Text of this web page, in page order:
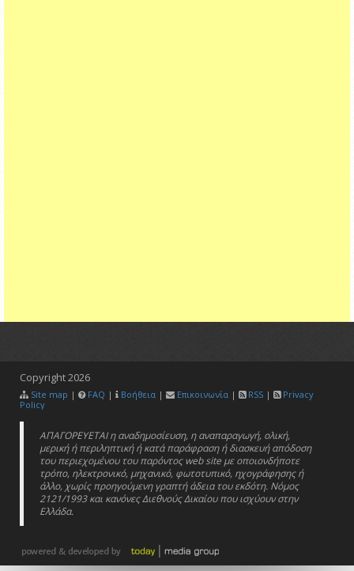
Copyright2026
Site map | FAQ | Βοήθεια | Επικοινωνία | RSS |
Privacy
Policy
ΑΠΑΓΟΡΕΥΕΤΑΙ η αναδημοσίευση, η αναπαραγωγή, ολική,
μερική ή περιληπτική ή κατά παράφραση ή διασκευή απόδοση
του περιεχομένου του παρόντος web site με οποιονδήποτε
τρόπο, ηλεκτρονικό, μηχανικό, φωτοτυπικό, ηχογράφησης ή
άλλο, χωρίς προηγούμενη γραπτή άδεια του εκδότη. Νόμος
2121/1993 και κανόνες Διεθνούς Δικαίου που ισχύουν στην
Ελλάδα.